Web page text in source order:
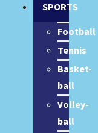
SPORTS
Football
Tennis
Basket-
ball
Volley-
ball